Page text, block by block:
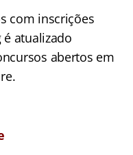
com inscrições
atualizado
abertos em